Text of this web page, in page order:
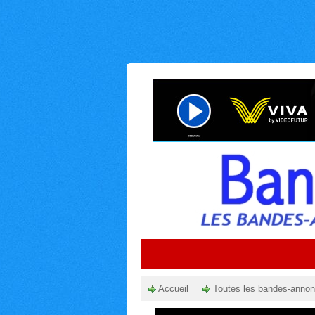
Accueil Toutes les bandes-